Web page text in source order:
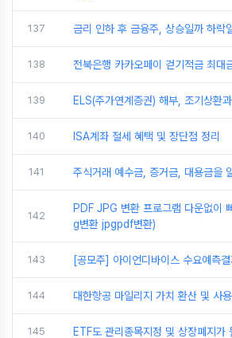
137 금리 인하 후 금융주, 상승일까 하락
138 전북은행 카카오페이 걷기적금 최대
139 ELS(주가연계증권) 해부, 조기상환
140 ISA계좌 절세 혜택 및 장단점 정리
141 주식거래 예수금, 증거금, 대용금을
142
PDF JPG 변환 프로그램 다운없이
g변환 jpgpdf변환)
143 [공모주] 아이언디바이스 수요예측
144 대한항공 마일리지 가치 환산 및 사
145 ETF도 관리종목지정 및 상장폐지가